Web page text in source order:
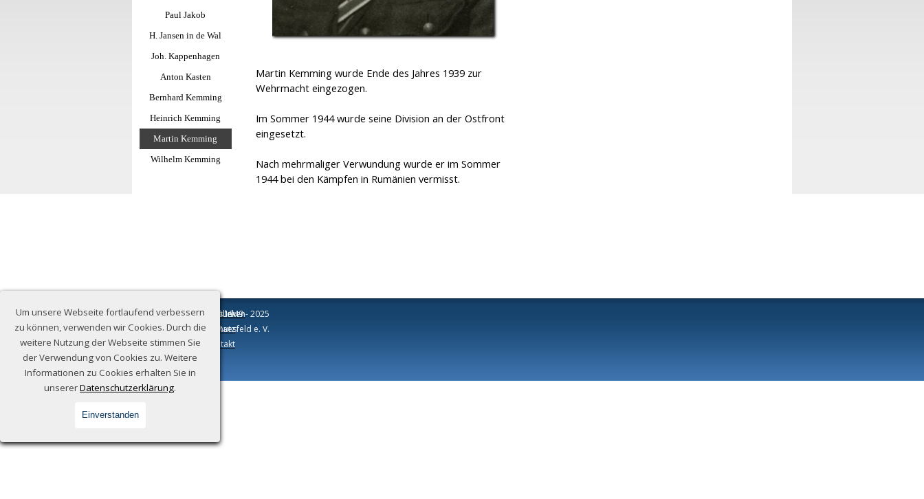
Um unsere Webseite fortlaufend verbessern
zu können, verwenden wir Cookies. Durch die
weitere Nutzung der Webseite stimmen Sie
der Verwendung von Cookies zu. Weitere
Informationen zu Cookies erhalten Sie in
unsererDatenschutzerklärung.
Einverstanden
Paul Jakob
H. Jansen in de Wal
Joh. Kappenhagen
Anton Kasten
Bernhard Kemming
Heinrich Kemming
Martin Kemming
Wilhelm Kemming
Martin Kemming wurde Ende des Jahres 1939 zur
Wehrmacht eingezogen.
Im Sommer 1944 wurde seine Division an der Ostfront
eingesetzt.
Nach mehrmaliger Verwundung wurde er im Sommer
1944 bei den Kämpfen in Rumänien vermisst.
© 1949 - 2025
Heimatverein Raesfeld e. V.
Standorte:
Museum am Schloss
Freiheit 19
46348 Raesfeld
Naturschutzhütte im Pölleken
Am Pölleken
46348 Raesfeld
Impressum
Datenschutz
Kontakt
Zurück zum Seiteninhalt